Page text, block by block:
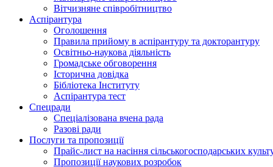
Вітчизняне співробітництво
Аспірантура
Оголошення
Правила прийому в аспірантуру та докторантуру
Освітньо-наукова діяльність
Громадське обговорення
Історична довідка
Бібліотека Інституту
Аспірантура тест
Спецради
Спеціалізована вчена рада
Разові ради
Послуги та пропозиції
Прайс-лист на насіння сільськогосподарських
Пропозиції наукових розробок